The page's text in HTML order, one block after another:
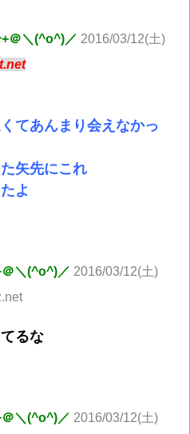
＠＼(^o^)／ 2016/03/12(土)
てあんまり会えなかっ
矢先にこれ
よ
＼(^o^)／ 2016/03/12(土)
るな
＼(^o^)／ 2016/03/12(土)